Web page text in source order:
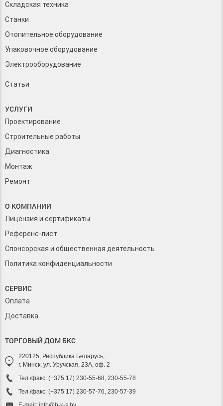
Складская техника
Станки
Отопительное оборудование
Упаковочное оборудование
Электрооборудование
Статьи
УСЛУГИ
Проектирование
Строительные работы
Диагностика
Монтаж
Ремонт
О КОМПАНИИ
Лицензия и сертификаты
Референс-лист
Спонсорская и общественная деятельность
Политика конфиденциальности
СЕРВИС
Оплата
Доставка
ТОРГОВЫЙ ДОМ БКС
220125, Республика Беларусь,
г. Минск, ул. Уручская, 23А, оф. 2
Тел./факс: (+375 17) 230-55-68, 230-55-78
Тел./факс: (+375 17) 230-57-76, 230-57-39